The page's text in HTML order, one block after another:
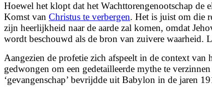
Hoewel het klopt dat het Wachttorengenootschap
Komst van Christus te verbergen. Het is juist om die
zijn heerlijkheid naar de aarde zal komen, omdat
wordt beschouwd als de bron van zuivere waarheid.
Aangezien de profetie zich afspeelt in de context
gedwongen om een gedetailleerde mythe te
‘gevangenschap’ bevrijdde uit Babylon in de jaren